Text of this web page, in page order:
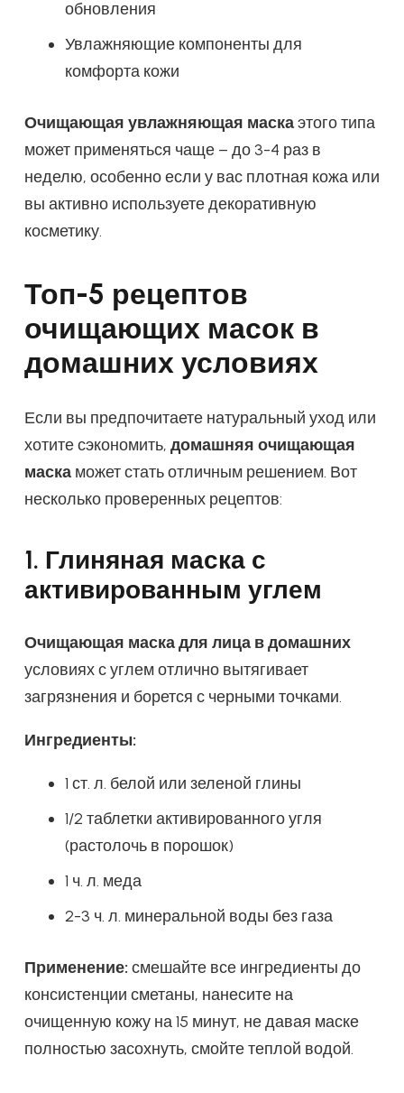
обновления
Увлажняющие компоненты для
комфорта кожи
Очищающая увлажняющая маскаэтого типа
может применяться чаще – до 3-4 раз в
неделю, особенно если у вас плотная кожа или
вы активно используете декоративную
косметику.
Топ-5 рецептов
очищающих масок в
домашних условиях
Если вы предпочитаете натуральный уход или
хотите сэкономить, домашняя очищающая
маска может стать отличным решением. Вот
несколько проверенных рецептов:
1. Глиняная маска с
активированным углем
Очищающая маска для лица в домашних
условиях с углем отлично вытягивает
загрязнения и борется с черными точками.
Ингредиенты:
1 ст. л. белой или зеленой глины
1/2 таблетки активированного угля
(растолочь в порошок)
1 ч. л. меда
2-3 ч. л. минеральной воды без газа
Применение: смешайте все ингредиенты до
консистенции сметаны, нанесите на
очищенную кожу на 15 минут, не давая маске
полностью засохнуть, смойте теплой водой.